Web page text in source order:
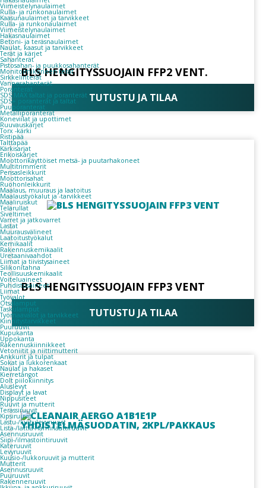
Viimeistelynaulaimet
Rulla- ja runkonaulaimet
Kaasunaulaimet ja tarvikkeet
Rulla- ja runkonaulaimet
Viimeistelynaulaimet
Hakasnaulaimet
Betoni- ja teräsnaulaimet
Naulat, kaasut ja tarvikkeet
Terät ja kärjet
Sahanterät
Pistosahan- ja puukkosahanterät
Monitoimikoneen terät
Sirkkelinterät
Vannesahanterät
Poranterät
SDS MAX taltat ja poranterät
SDS+ poranterät ja taltat
Puuporanterät
Metalliporanterät
Koneviilat ja upottimet
Ruuvauskärjet
Torx -kärki
Ristipää
Talttapää
Kärkisarjat
Erikoiskärjet
Moottorikäyttöiset metsä- ja puutarhakoneet
Multitrimmerit
Pensasleikkurit
Moottorisahat
Ruohonleikkurit
Maalaus, muuraus ja laatoitus
Maalaustyökalut ja -tarvikkeet
Maaliruiskut
Telarullat
Siveltimet
Varret ja jatkovarret
Lastat
Muurausvälineet
Laatoitustyökalut
Kemikaalit
Rakennuskemikaalit
Uretaanivaahdot
Liimat ja tiivistysaineet
Silikonitahna
Teollisuuskemikaalit
Voiteluaineet
Puhdistusaineet
Liimat
Työvalot
Otsalamput
Taskulamput
Työmaavalot ja tarvikkeet
Kiinnitys­tarvikkeet
Puuruuvit
Kupukanta
Uppokanta
Rakennuskiinnikkeet
Vetoniitit ja niittimutterit
Ankkurit ja tulpat
Sokat ja lukkorenkaat
Naulat ja hakaset
Kierretangot
Dolt piilokiinnitys
Aluslevyt
Displayt ja lavat
Nippusiteet
Ruuvit ja mutterit
Terassiruuvit
Kipsiruuvit
Lastu-/kuitulevyruuvit
Lista-/lattia-/laminaattiruuvit
Asennusruuvit
Siipi-/ilmastointiruuvit
Kateruuvit
Levyruuvit
Kuusio-/lukkoruuvit ja mutterit
Mutterit
Asennusruuvit
Puuruuvit
Rakenneruuvit
BLS HENGITYSSUOJAIN FFP2 VENT.
TUTUSTU JA TILAA
BLS HENGITYSSUOJAIN FFP3 VENT
TUTUSTU JA TILAA